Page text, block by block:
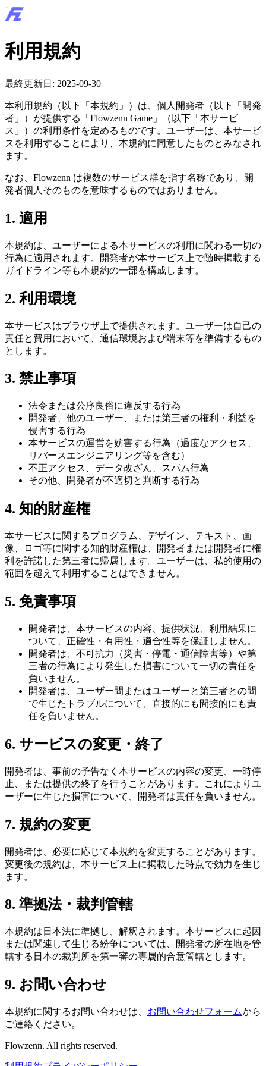
利用規約
最終更新日: 2025-09-30
本利用規約（以下「本規約」）は、個人開発者（以下「開発
者」）が提供する「Flowzenn Game」（以下「本サービ
ス」）の利用条件を定めるものです。ユーザーは、本サービ
スを利用することにより、本規約に同意したものとみなされ
ます。
なお、Flowzenn は複数のサービス群を指す名称であり、開
発者個人そのものを意味するものではありません。
1. 適用
本規約は、ユーザーによる本サービスの利用に関わる一切の
行為に適用されます。開発者が本サービス上で随時掲載する
ガイドライン等も本規約の一部を構成します。
2. 利用環境
本サービスはブラウザ上で提供されます。ユーザーは自己の
責任と費用において、通信環境および端末等を準備するもの
とします。
3. 禁止事項
法令または公序良俗に違反する行為
開発者、他のユーザー、または第三者の権利・利益を
侵害する行為
本サービスの運営を妨害する行為（過度なアクセス、
リバースエンジニアリング等を含む）
不正アクセス、データ改ざん、スパム行為
その他、開発者が不適切と判断する行為
4. 知的財産権
本サービスに関するプログラム、デザイン、テキスト、画
像、ロゴ等に関する知的財産権は、開発者または開発者に権
利を許諾した第三者に帰属します。ユーザーは、私的使用の
範囲を超えて利用することはできません。
5. 免責事項
開発者は、本サービスの内容、提供状況、利用結果に
ついて、正確性・有用性・適合性等を保証しません。
開発者は、不可抗力（災害・停電・通信障害等）や第
三者の行為により発生した損害について一切の責任を
負いません。
開発者は、ユーザー間またはユーザーと第三者との間
で生じたトラブルについて、直接的にも間接的にも責
任を負いません。
6. サービスの変更・終了
開発者は、事前の予告なく本サービスの内容の変更、一時停
止、または提供の終了を行うことがあります。これによりユ
ーザーに生じた損害について、開発者は責任を負いません。
7. 規約の変更
開発者は、必要に応じて本規約を変更することがあります。
変更後の規約は、本サービス上に掲載した時点で効力を生じ
ます。
8. 準拠法・裁判管轄
本規約は日本法に準拠し、解釈されます。本サービスに起因
または関連して生じる紛争については、開発者の所在地を管
轄する日本の裁判所を第一審の専属的合意管轄とします。
9. お問い合わせ
本規約に関するお問い合わせは、 お問い合わせフォームから
ご連絡ください。
Flowzenn. All rights reserved.